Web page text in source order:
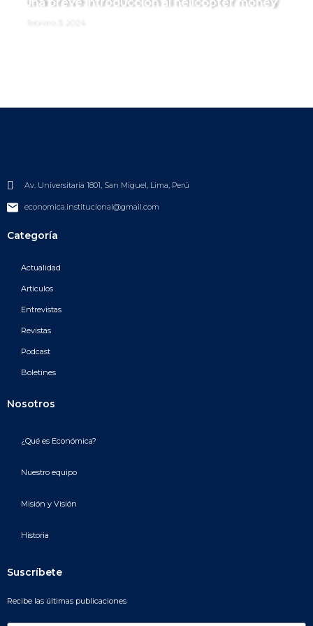
Av. Universitaria 1801, San Miguel, Lima, Perú
economica.institucional@gmail.com
Categoría
Actualidad
Artículos
Entrevistas
Revistas
Podcast
Boletines
Nosotros
¿Qué es Económica?
Nuestro equipo
Misión y Visión
Historia
Suscríbete
Recibe las últimas publicaciones